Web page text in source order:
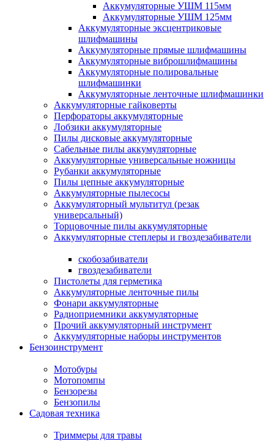
Аккумуляторные УШМ 115мм
Аккумуляторные УШМ 125мм
Аккумуляторные эксцентриковые
шлифмашины
Аккумуляторные прямые шлифмашины
Аккумуляторные виброшлифмашины
Аккумуляторные полировальные
шлифмашинки
Аккумуляторные ленточные шлифмашинки
Аккумуляторные гайковерты
Перфораторы аккумуляторные
Лобзики аккумуляторные
Пилы дисковые аккумуляторные
Сабельные пилы аккумуляторные
Аккумуляторные универсальные ножницы
Рубанки аккумуляторные
Пилы цепные аккумуляторные
Аккумуляторные пылесосы
Аккумуляторный мультитул (резак
универсальный)
Торцовочные пилы аккумуляторные
Аккумуляторные степлеры и гвоздезабиватели
скобозабиватели
гвоздезабиватели
Пистолеты для герметика
Аккумуляторные ленточные пилы
Фонари аккумуляторные
Радиоприемники аккумуляторные
Прочий аккумуляторный инструмент
Аккумуляторные наборы инструментов
Бензоинструмент
Мотобуры
Мотопомпы
Бензорезы
Бензопилы
Садовая техника
Триммеры для травы